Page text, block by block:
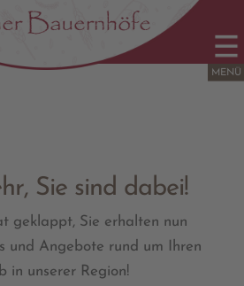
Sie sind dabei!
geklappt, Sie erhalten nun
und Angebote rund um Ihren
in unserer Region!